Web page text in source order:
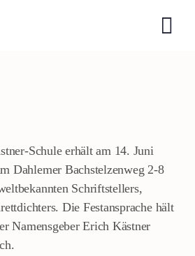
Schule erhält am 14. Juni
Dahlemer Bachstelzenweg 2-8
Schriftstellers,
Die Festansprache hält
Namensgeber Erich Kästner